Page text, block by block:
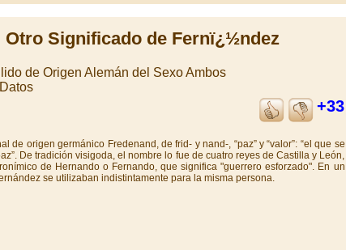
Otro Significado de Fernï¿½ndez
de Origen Alemán del Sexo Ambos
+33
de origen germánico Fredenand, de frid- y nand-, “paz” y “valor”: “el que se
De tradición visigoda, el nombre lo fue de cuatro reyes de Castilla y León,
de Hernando o Fernando, que significa "guerrero esforzado". En un
se utilizaban indistintamente para la misma persona.